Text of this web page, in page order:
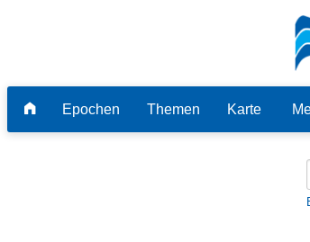
Epochen Themen Karte